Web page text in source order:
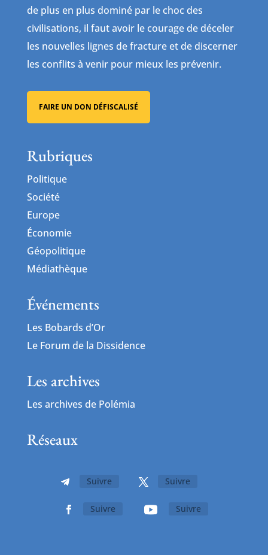
de plus en plus dominé par le choc des
civilisations, il faut avoir le courage de déceler
les nouvelles lignes de fracture et de discerner
les conflits à venir pour mieux les prévenir.
FAIRE UN DON DÉFISCALISÉ
Rubriques
Politique
Société
Europe
Économie
Géopolitique
Médiathèque
Événements
Les Bobards d’Or
Le Forum de la Dissidence
Les archives
Les archives de Polémia
Réseaux
Suivre Suivre
Suivre Suivre